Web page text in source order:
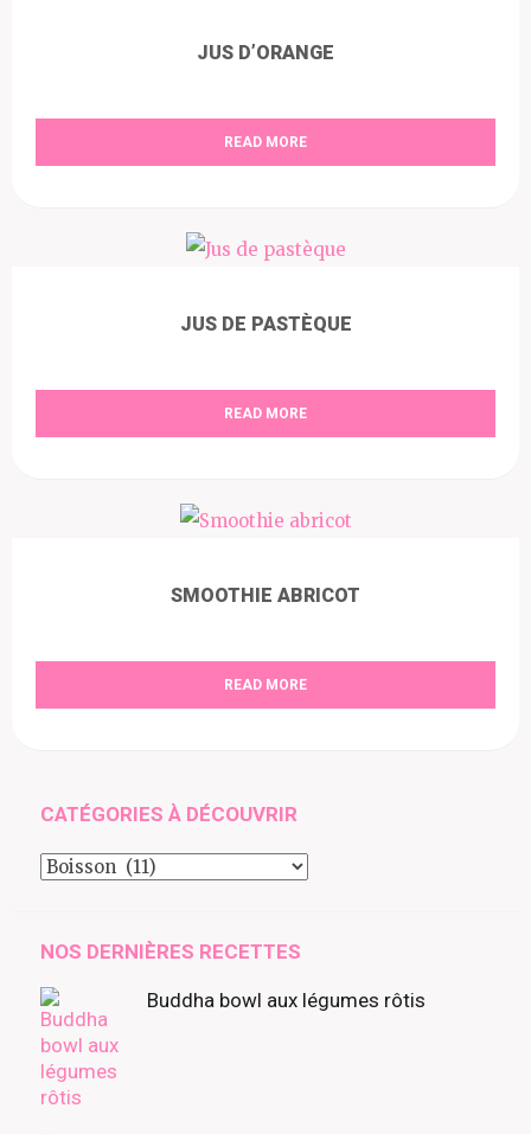
JUS D’ORANGE
READ MORE
JUS DE PASTÈQUE
READ MORE
SMOOTHIE ABRICOT
READ MORE
CATÉGORIES À DÉCOUVRIR
Catégories
NOS DERNIÈRES RECETTES
Buddha bowl aux légumes rôtis